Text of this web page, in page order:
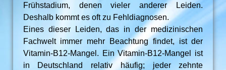
Frühstadium, denen vieler anderer Leiden.
Deshalb kommt es oft zu Fehldiagnosen.
Eines dieser Leiden, das in der medizinischen
Fachwelt immer mehr Beachtung findet, ist der
Vitamin-B12-Mangel. Ein Vitamin-B12-Mangel ist
in Deutschland relativ häufig; jeder zehnte